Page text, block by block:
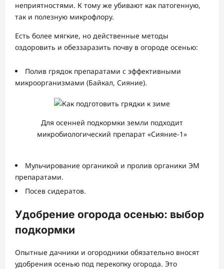
неприятностями. К тому же убивают как патогенную,
так и полезную микрофлору.
Есть более мягкие, но действенные методы
оздоровить и обеззаразить почву в огороде осенью:
Полив грядок препаратами с эффективными
микроорганизмами (Байкал, Сияние).
Для осенней подкормки земли подходит
микробиологический препарат «Сияние-1»
Мульчирование органикой и пролив органики ЭМ
препаратами.
Посев сидератов.
Удобрение огорода осенью: выбор
подкормки
Опытные дачники и огородники обязательно вносят
удобрения осенью под перекопку огорода. Это